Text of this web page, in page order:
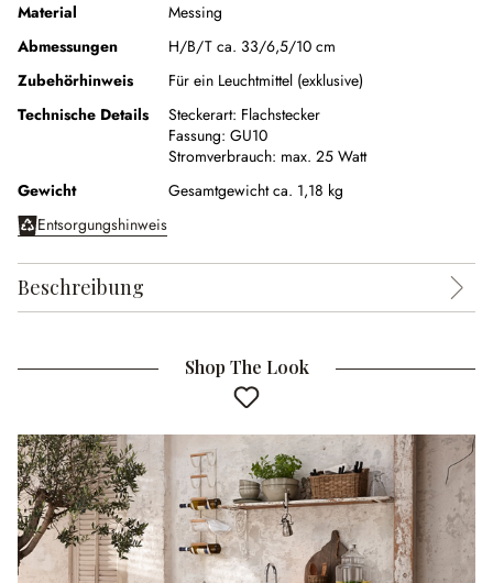
Material
Messing
Abmessungen
H/B/T ca. 33/6,5/10 cm
Zubehörhinweis
Für ein Leuchtmittel (exklusive)
Technische Details
Steckerart: Flachstecker
Fassung: GU10
Stromverbrauch: max. 25 Watt
Gewicht
Gesamtgewicht ca. 1,18 kg
Entsorgungshinweis
Beschreibung
Shop The Look